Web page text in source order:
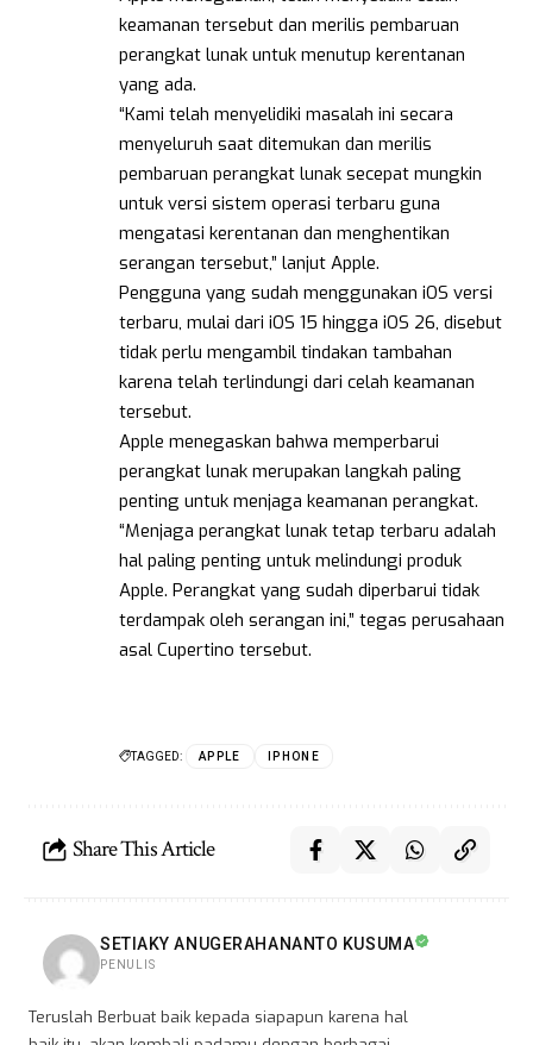
keamanan tersebut dan merilis pembaruan
perangkat lunak untuk menutup kerentanan
yang ada.
“Kami telah menyelidiki masalah ini secara
menyeluruh saat ditemukan dan merilis
pembaruan perangkat lunak secepat mungkin
untuk versi sistem operasi terbaru guna
mengatasi kerentanan dan menghentikan
serangan tersebut,” lanjut Apple.
Pengguna yang sudah menggunakan iOS versi
terbaru, mulai dari iOS 15 hingga iOS 26, disebut
tidak perlu mengambil tindakan tambahan
karena telah terlindungi dari celah keamanan
tersebut.
Apple menegaskan bahwa memperbarui
perangkat lunak merupakan langkah paling
penting untuk menjaga keamanan perangkat.
“Menjaga perangkat lunak tetap terbaru adalah
hal paling penting untuk melindungi produk
Apple. Perangkat yang sudah diperbarui tidak
terdampak oleh serangan ini,” tegas perusahaan
asal Cupertino tersebut.
TAGGED: APPLE IPHONE
Share This Article
SETIAKY ANUGERAHANANTO KUSUMA
PENULIS
Teruslah Berbuat baik kepada siapapun karena hal